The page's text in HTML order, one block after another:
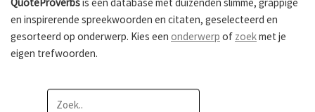
en inspirerende spreekwoorden en citaten, geselecteerd en
gesorteerd op onderwerp. Kies een onderwerp of zoekmet je
eigen trefwoorden.